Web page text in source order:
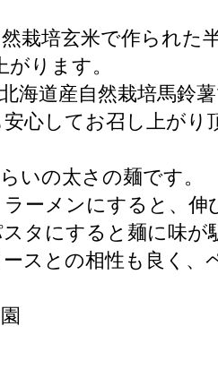
栽培玄米で作られた
ります。
海道産自然栽培馬鈴
心してお召し上がり
いの太さの麺です。
ーメンにすると、伸
タにすると麺に味が
スとの相性も良く、